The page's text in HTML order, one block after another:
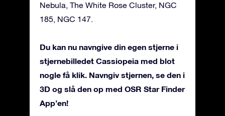
Nebula, The White Rose Cluster, NGC
185, NGC 147.
Du kan nu navngive din egen stjerne i
stjernebilledet Cassiopeia med blot
nogle få klik. Navngiv stjernen, se den i
3D og slå den op med OSR Star Finder
App’en!